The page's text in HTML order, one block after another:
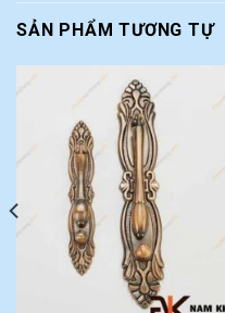
SẢN PHẨM TƯƠNG TỰ